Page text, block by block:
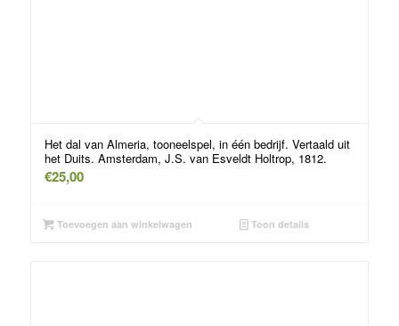
Het dal van Almeria, tooneelspel, in één bedrijf. Vertaald uit
het Duits. Amsterdam, J.S. van Esveldt Holtrop, 1812.
€25,00
Toevoegen aan winkelwagen Toon details